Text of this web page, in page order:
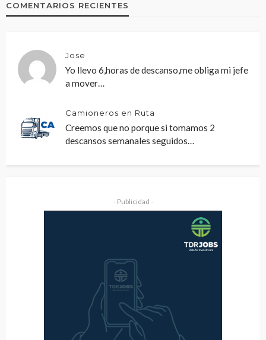
COMENTARIOS RECIENTES
Jose
Yo llevo 6,horas de descanso,me obliga mi jefe
a mover…
Camioneros en Ruta
Creemos que no porque si tomamos 2
descansos semanales seguidos…
- Publicidad -